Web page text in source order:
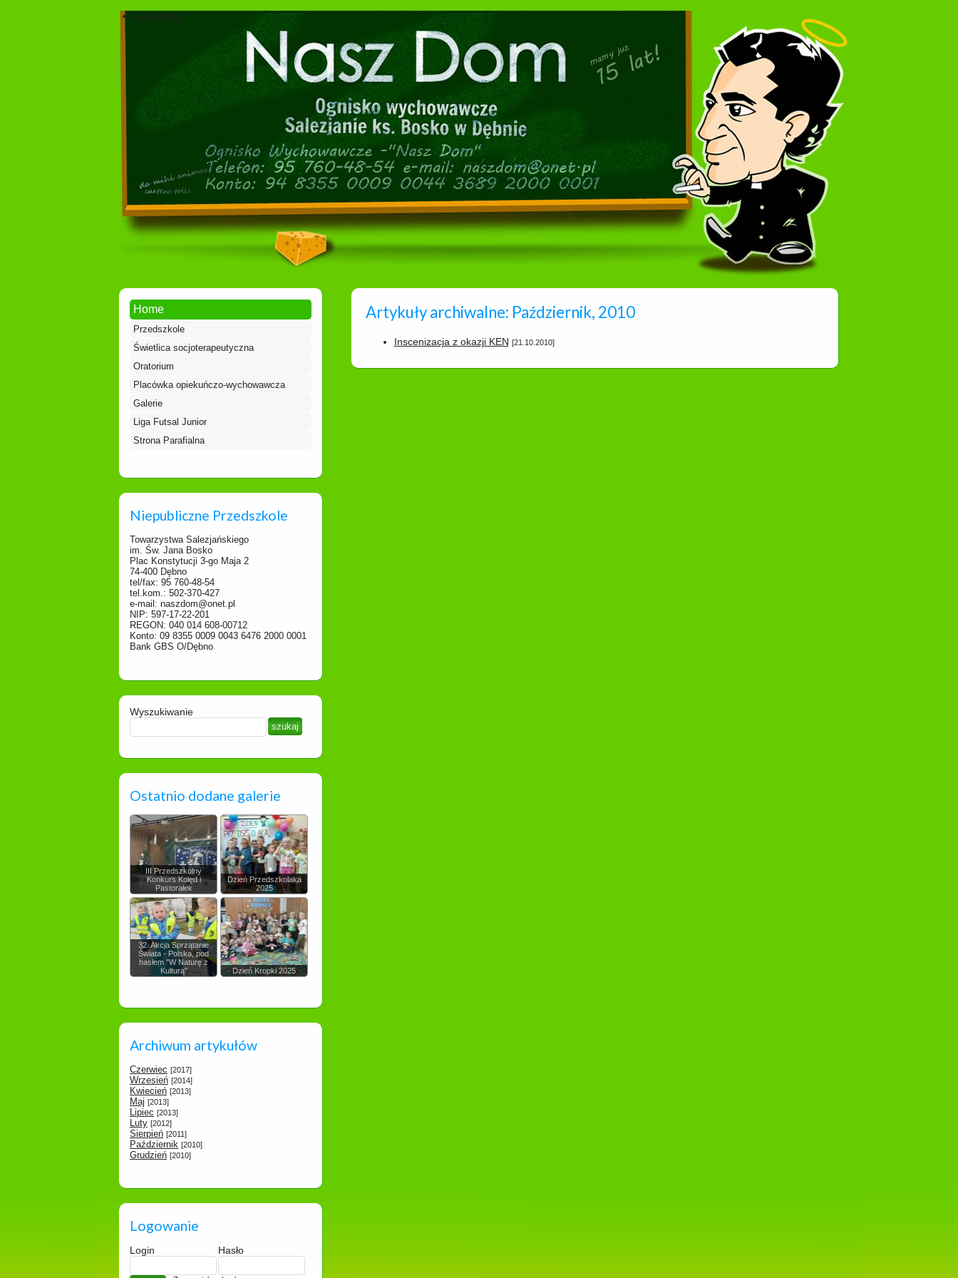
Dokumenty
Home
Przedszkole
Świetlica socjoterapeutyczna
Oratorium
Placówka opiekuńczo-wychowawcza
Galerie
Liga Futsal Junior
Strona Parafialna
Niepubliczne Przedszkole
Towarzystwa Salezjańskiego
im. Św. Jana Bosko
Plac Konstytucji 3-go Maja 2
74-400 Dębno
tel/fax: 95 760-48-54
tel.kom.: 502-370-427
e-mail: naszdom@onet.pl
NIP: 597-17-22-201
REGON: 040 014 608-00712
Konto: 09 8355 0009 0043 6476 2000 0001
Bank GBS O/Dębno
Wyszukiwanie
Ostatnio dodane galerie
III Przedszkolny
Konkurs Kolęd i
Pastorałek
Dzień Przedszkolaka
2025
32. Akcja Sprzątanie
Świata - Polska, pod
hasłem "W Naturę z
Kulturą"
Dzień Kropki 2025
Archiwum artykułów
Czerwiec [2017]
Wrzesień [2014]
Kwiecień [2013]
Maj [2013]
Lipiec [2013]
Luty [2012]
Sierpień [2011]
Październik [2010]
Grudzień [2010]
Logowanie
Login Hasło
Artykuły archiwalne: Październik, 2010
Inscenizacja z okazji KEN [21.10.2010]